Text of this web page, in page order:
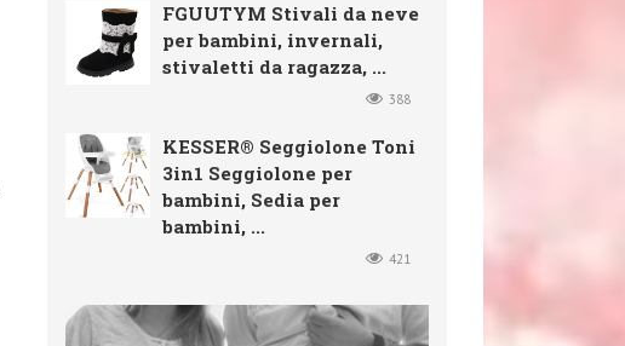
FGUUTYM Stivali da neve
per bambini, invernali,
stivaletti da ragazza, ...
388
KESSER® Seggiolone Toni
3in1 Seggiolone per
bambini, Sedia per
bambini, ...
421